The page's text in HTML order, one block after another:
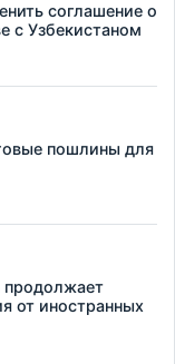
соглашение о
с Узбекистаном
пошлины для
продолжает
от иностранных